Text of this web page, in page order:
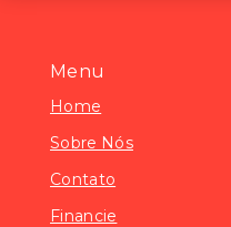
Menu
Home
Sobre Nós
Contato
Financie